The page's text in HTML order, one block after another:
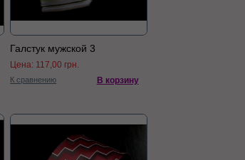
Галстук мужской 3
Цена: 117,00 грн.
К сравнению В корзину